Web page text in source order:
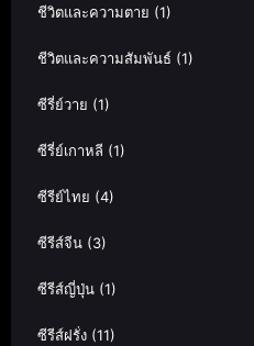
ชีวิตและความตาย (1)
ชีวิตและความสัมพันธ์ (1)
ซีรี่ย์วาย (1)
ซีรี่ย์เกาหลี (1)
ซีรีย์ไทย (4)
ซีรีส์จีน (3)
ซีรีส์ญี่ปุ่น (1)
ซีรีส์ฝรั่ง (11)